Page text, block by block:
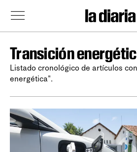
Transición
Listado cronológico de artículos
energética".